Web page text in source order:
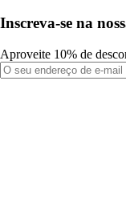
Inscreva-se na
Aproveite 10% de